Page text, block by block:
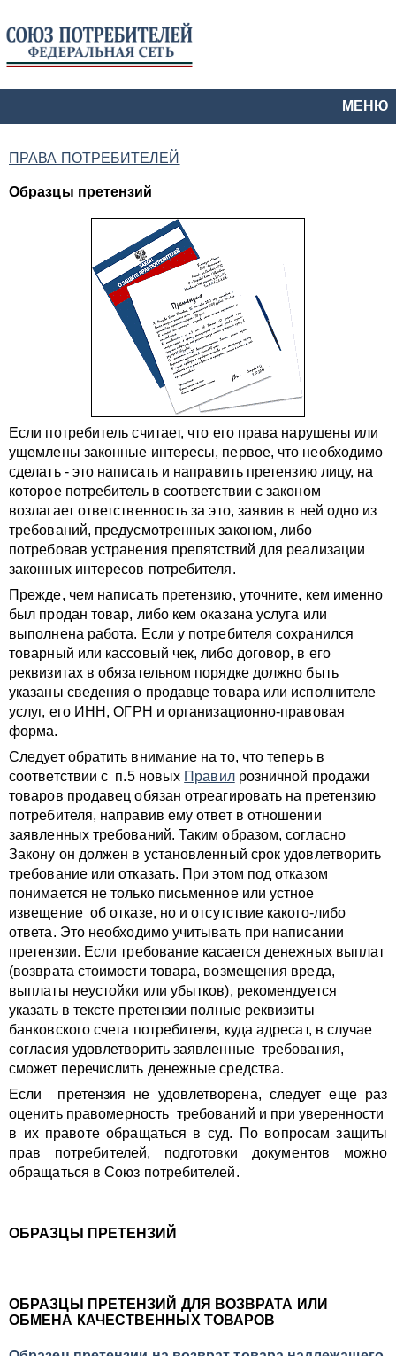
МЕНЮ
ПРАВА ПОТРЕБИТЕЛЕЙ
Образцы претензий
Если потребитель считает, что его права нарушены или
ущемлены законные интересы, первое, что необходимо
сделать - это написать и направить претензию лицу, на
которое потребитель в соответствии с законом
возлагает ответственность за это, заявив в ней одно из
требований, предусмотренных законом, либо
потребовав устранения препятствий для реализации
законных интересов потребителя.
Прежде, чем написать претензию, уточните, кем именно
был продан товар, либо кем оказана услуга или
выполнена работа. Если у потребителя сохранился
товарный или кассовый чек, либо договор, в его
реквизитах в обязательном порядке должно быть
указаны сведения о продавце товара или исполнителе
услуг, его ИНН, ОГРН и организационно-правовая
форма.
Следует обратить внимание на то, что теперь в
соответствии с п.5 новых Правилрозничной продажи
товаров продавец обязан отреагировать на претензию
потребителя, направив ему ответ в отношении
заявленных требований. Таким образом, согласно
Закону он должен в установленный срок удовлетворить
требование или отказать. При этом под отказом
понимается не только письменное или устное
извещение об отказе, но и отсутствие какого-либо
ответа. Это необходимо учитывать при написании
претензии. Если требование касается денежных выплат
(возврата стоимости товара, возмещения вреда,
выплаты неустойки или убытков), рекомендуется
указать в тексте претензии полные реквизиты
банковского счета потребителя, куда адресат, в случае
согласия удовлетворить заявленные требования,
сможет перечислить денежные средства.
Если претензия не удовлетворена, следует еще раз
оценить правомерность требований и при уверенности
в их правоте обращаться в суд. По вопросам защиты
прав потребителей, подготовки документов можно
обращаться в Союз потребителей.
ОБРАЗЦЫ ПРЕТЕНЗИЙ
ОБРАЗЦЫ ПРЕТЕНЗИЙ ДЛЯ ВОЗВРАТА ИЛИ
ОБМЕНА КАЧЕСТВЕННЫХ ТОВАРОВ